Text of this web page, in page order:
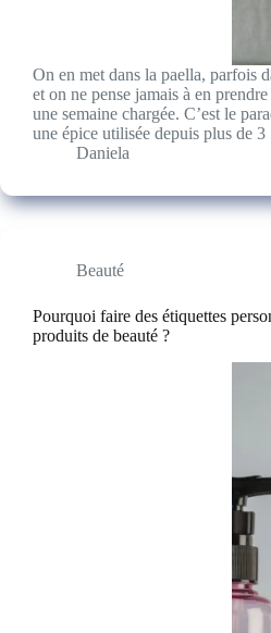
On en met dans la paella, parfois
et on ne pense jamais à en
une semaine chargée. C’est le
une épice utilisée depuis plus de
Daniela
Beauté
Pourquoi faire des étiquettes
produits de beauté ?